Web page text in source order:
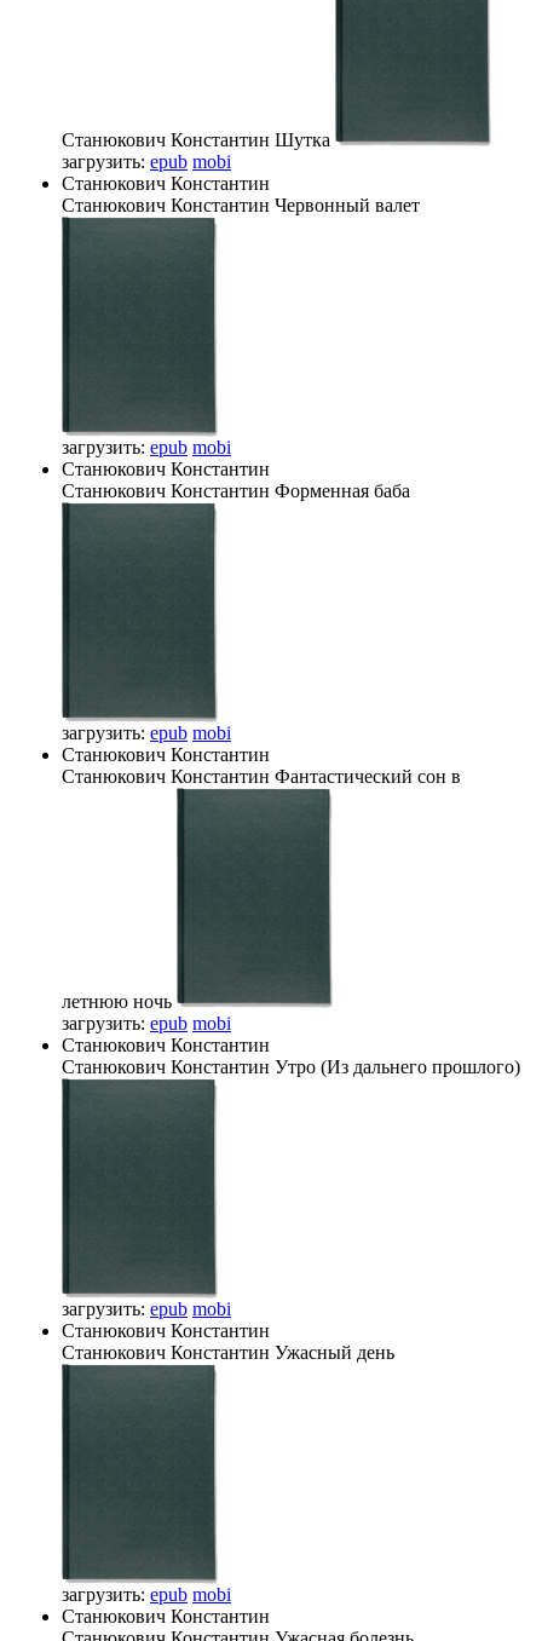
Станюкович Константин Шутка
загрузить: epub mobi
Станюкович Константин
Станюкович Константин Червонный валет
загрузить: epub mobi
Станюкович Константин
Станюкович Константин Форменная баба
загрузить: epub mobi
Станюкович Константин
Станюкович Константин Фантастический сон в
летнюю ночь
загрузить: epub mobi
Станюкович Константин
Станюкович Константин Утро (Из дальнего прошлого)
загрузить: epub mobi
Станюкович Константин
Станюкович Константин Ужасный день
загрузить: epub mobi
Станюкович Константин